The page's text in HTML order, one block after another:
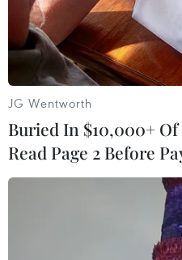
#Tỷ giá trung
JG Wentworth
Buried In $10,000+
Read Page 2 Before